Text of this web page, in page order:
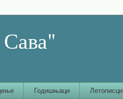
Годишњаци Летописци